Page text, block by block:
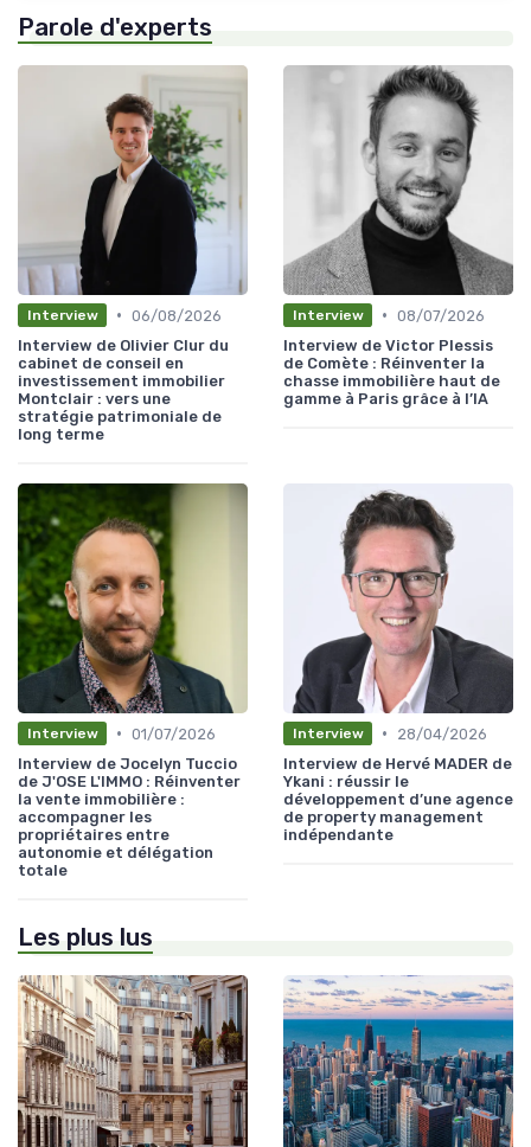
Parole d'experts
Interview • 06/08/2026
Interview de Olivier Clur du
cabinet de conseil en
investissement immobilier
Montclair : vers une
stratégie patrimoniale de
long terme
Interview • 08/07/2026
Interview de Victor Plessis
de Comète : Réinventer la
chasse immobilière haut de
gamme à Paris grâce à l’IA
Interview • 01/07/2026
Interview de Jocelyn Tuccio
de J'OSE L'IMMO : Réinventer
la vente immobilière :
accompagner les
propriétaires entre
autonomie et délégation
totale
Interview •
28/04/2026
Interview de Hervé MADER de
Ykani : réussir le
développement d’une agence
de property management
indépendante
Les plus lus